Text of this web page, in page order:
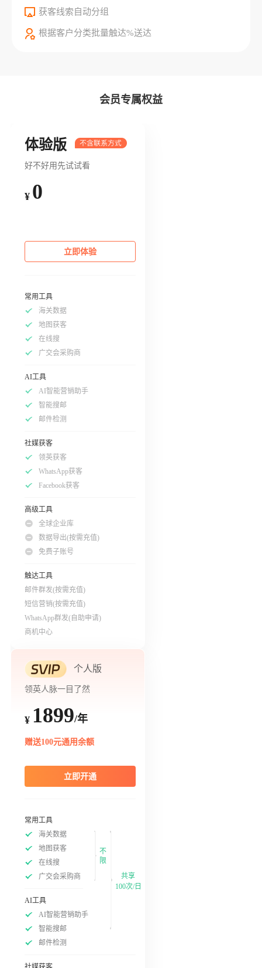
获客线索自动分组
根据客户分类批量触达%送达
会员专属权益
体验版
好不好用先试试看
¥ 0
立即体验
常用工具
海关数据
地图获客
在线搜
广交会采购商
AI工具
AI智能营销助手
智能搜邮
邮件检测
社媒获客
领英获客
WhatsApp获客
Facebook获客
高级工具
全球企业库
数据导出(按需充值)
免费子账号
触达工具
邮件群发(按需充值)
短信营销(按需充值)
WhatsApp群发(自助申请)
商机中心
个人版
领英人脉一目了然
¥ 1899/年
赠送100元通用余额
立即开通
常用工具
海关数据
地图获客
在线搜
广交会采购商
不
限
AI工具
AI智能营销助手
智能搜邮
邮件检测
共享
100次/日